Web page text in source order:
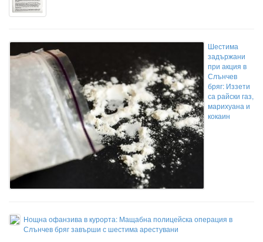
Шестима
задържани
при акция в
Слънчев
бряг: Иззети
са райски газ,
марихуана и
кокаин
Нощна офанзива в курорта: Мащабна полицейска операция в
Слънчев бряг завърши с шестима арестувани